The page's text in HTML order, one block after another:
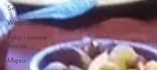
Sezonowo
Wegetariańskie
Ryby i owoce
morza
Mięso